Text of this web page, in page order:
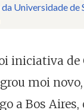
iniciativa
moi
a Bos Aires,